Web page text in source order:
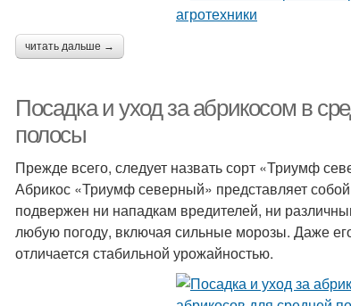
читать дальше →
Посадка и уход за абрикосом в
полосы
Прежде всего, следует назвать сорт «Триумф
Абрикос «Триумф северный» представляет
подвержен ни нападкам вредителей, ни
любую погоду, включая сильные морозы. Даже
отличается стабильной урожайностью.